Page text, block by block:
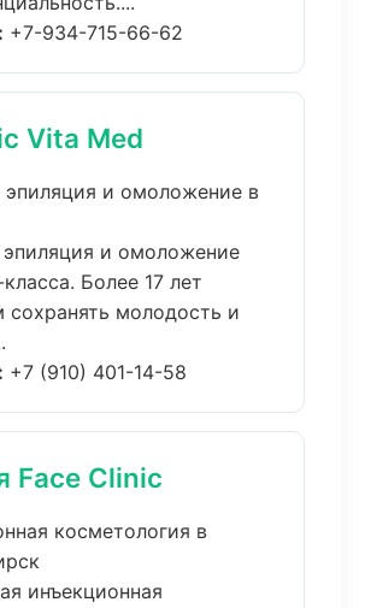
+7-934-715-66-62
Vita Med
эпиляция и омоложение в
эпиляция и омоложение
Более 17 лет
сохранять молодость и
+7 (910) 401-14-58
Face Clinic
косметология в
инъекционная